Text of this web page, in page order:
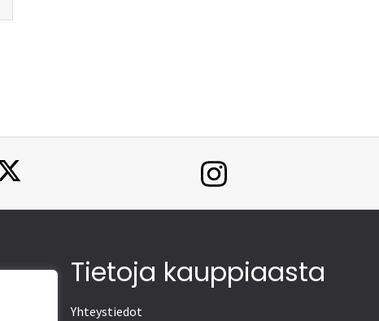
Tietoja kauppiaasta
Yhteystiedot